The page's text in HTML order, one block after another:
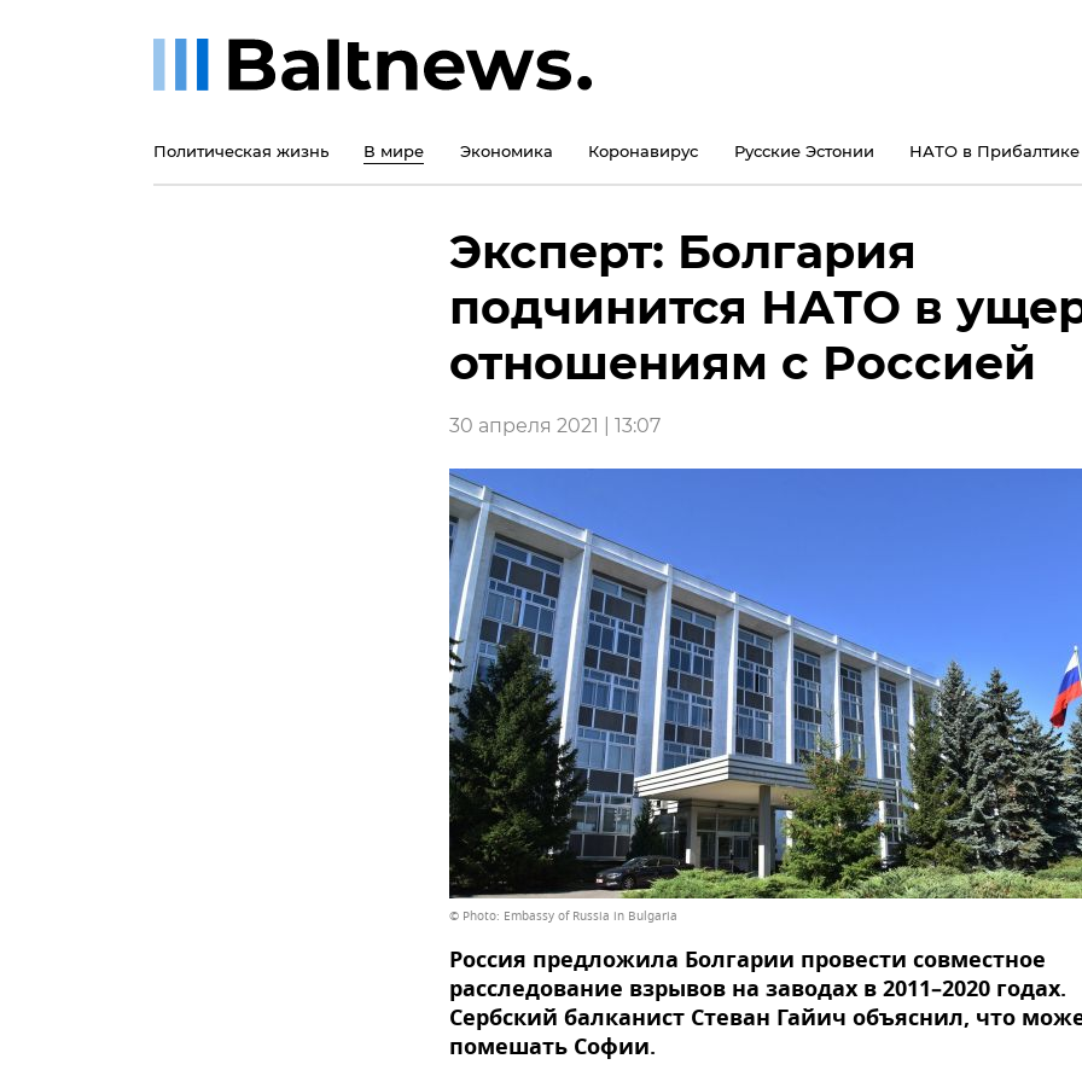
Политическая жизнь В мире Экономика Коронавирус Русские Эстонии НАТО в Прибалтике
Эксперт: Болгария
подчинится НАТО в
отношениям с Россией
30 апреля 2021 | 13:07
© Photo: Embassy of Russia in Bulgaria
Россия предложила Болгарии провести совместное
расследование взрывов на заводах в 2011–2020 годах.
Сербский балканист Стеван Гайич объяснил, что
помешать Софии.